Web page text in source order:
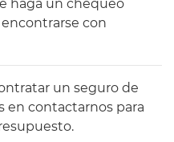
haga un chequeo
con
un seguro de
en contactarnos para